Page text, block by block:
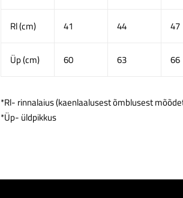
Rl (cm) 41 44 47
Üp (cm) 60 63 66
*Rl- rinnalaius (kaenlaalusest õmblusest
*Üp- üldpikkus